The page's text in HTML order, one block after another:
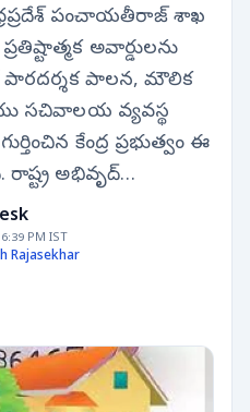
పంచాయతీరాజ్ శాఖ
అవార్డులను
పారదర్శక పాలన, మౌలిక
సచివాలయ వ్యవస్థ
కేంద్ర ప్రభుత్వం ఈ
రాష్ట్ర అభివృద్…
PM IST
Rajasekhar